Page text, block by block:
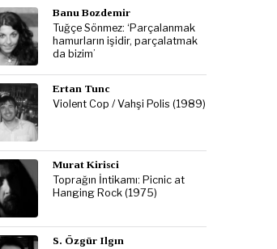
Banu Bozdemir
Tuğçe Sönmez: ‘Parçalanmak
hamurların işidir, parçalatmak
da bizim’
Ertan Tunc
Violent Cop / Vahşi Polis (1989)
Murat Kirisci
Toprağın İntikamı: Picnic at
Hanging Rock (1975)
S. Özgür Ilgın